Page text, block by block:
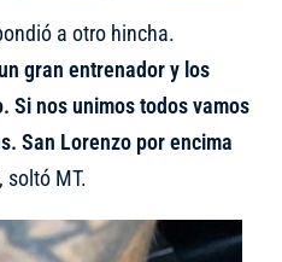
a otro hincha.
gran entrenador y los
Si nos unimos todos vamos
San Lorenzo por encima
soltó MT.